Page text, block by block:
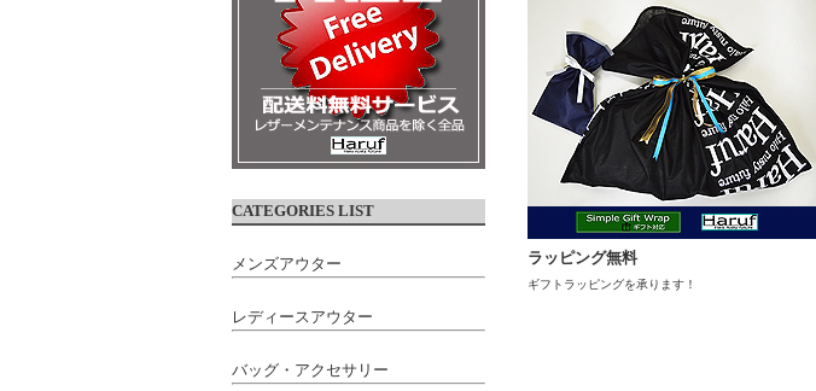
ラッピング無料
ギフトラッピングを承ります！
CATEGORIES LIST
メンズアウター
レディースアウター
バッグ・アクセサリー